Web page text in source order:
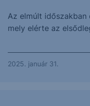
Az elmúlt időszakban
mely elérte az
2025. január 31.